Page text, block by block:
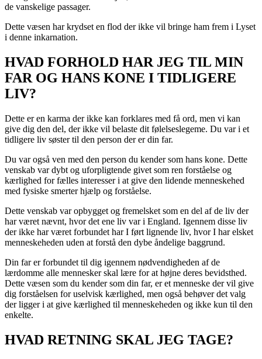
de vanskelige passager.
Dette væsen har krydset en flod der ikke vil bringe ham frem i Lyset
i denne inkarnation.
HVAD FORHOLD HAR JEG TIL MIN
FAR OG HANS KONE I TIDLIGERE
LIV?
Dette er en karma der ikke kan forklares med få ord, men vi kan
give dig den del, der ikke vil belaste dit følelseslegeme. Du var i et
tidligere liv søster til den person der er din far.
Du var også ven med den person du kender som hans kone. Dette
venskab var dybt og uforpligtende givet som ren forståelse og
kærlighed for fælles interesser i at give den lidende menneskehed
med fysiske smerter hjælp og forståelse.
Dette venskab var opbygget og fremelsket som en del af de liv der
har været nævnt, hvor det ene liv var i England. Igennem disse liv
der ikke har været forbundet har I ført lignende liv, hvor I har elsket
menneskeheden uden at forstå den dybe åndelige baggrund.
Din far er forbundet til dig igennem nødvendigheden af de
lærdomme alle mennesker skal lære for at højne deres bevidsthed.
Dette væsen som du kender som din far, er et menneske der vil give
dig forståelsen for uselvisk kærlighed, men også behøver det valg
der ligger i at give kærlighed til menneskeheden og ikke kun til den
enkelte.
HVAD RETNING SKAL JEG TAGE?